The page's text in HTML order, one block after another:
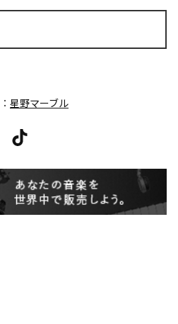
星野マーブル